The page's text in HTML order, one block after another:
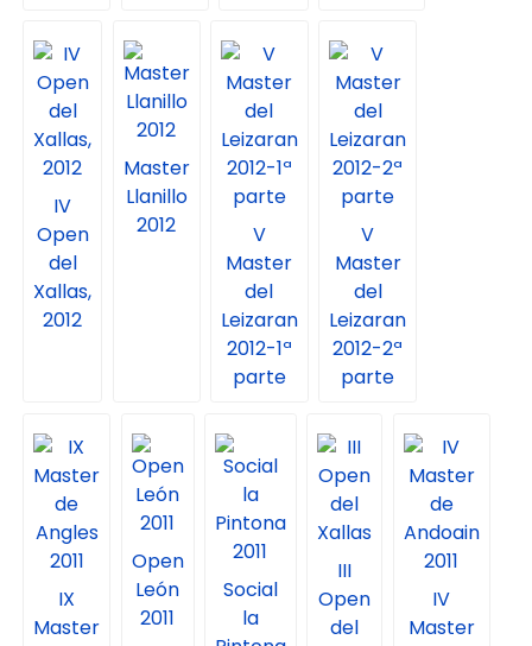
IV
Open
del
Xallas,
2012
Master
Llanillo
2012
V
Master
del
Leizaran
2012-1ª
parte
V
Master
del
Leizaran
2012-2ª
parte
IX
Master
Open
León
2011
Social
la
III
Open
del
IV
Master